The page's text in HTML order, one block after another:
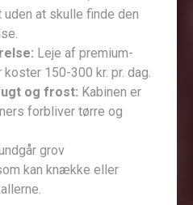
at skulle finde den
Leje af premium-
150-300 kr. pr. dag.
og frost: Kabinen er
forbliver tørre og
grov
kan knække eller